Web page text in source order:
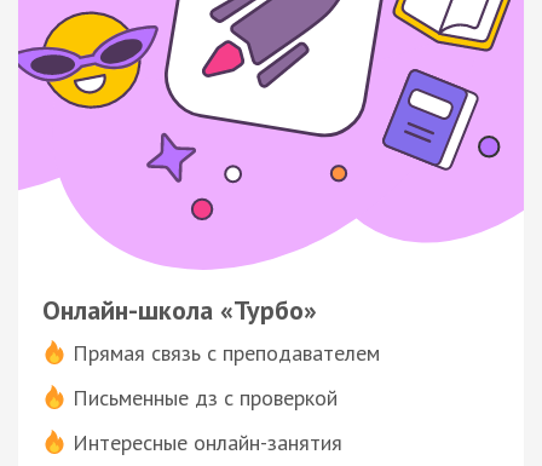
Онлайн-школа «Турбо»
Прямая связь с преподавателем
Письменные дз с проверкой
Интересные онлайн-занятия